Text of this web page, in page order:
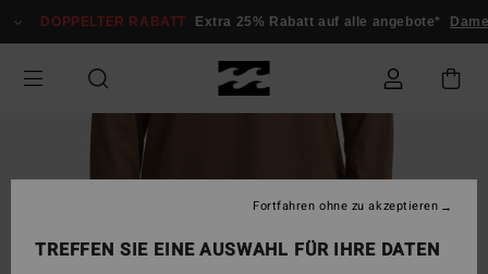
zur
springen
DOPPELTER RABATT Extra 25% Rabatt auf alle angebote*
TREFFEN SIE EINE AUSWAHL FÜR IHRE DATEN
Fortfahren ohne zu akzeptieren